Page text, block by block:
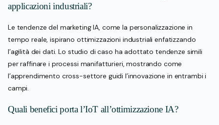
applicazioni industriali?
Le tendenze del marketing IA, come la personalizzazione in
tempo reale, ispirano ottimizzazioni industriali enfatizzando
l’agilità dei dati. Lo studio di caso ha adottato tendenze simili
per raffinare i processi manifatturieri, mostrando come
l’apprendimento cross-settore guidi l’innovazione in entrambi i
campi.
Quali benefici porta l’IoT all’ottimizzazione IA?